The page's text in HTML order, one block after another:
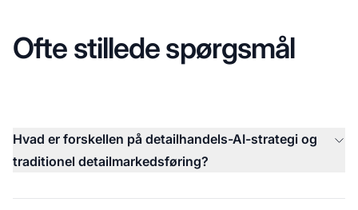
Ofte stillede spørgsmål
Hvad er forskellen på detailhandels-AI-strategi og
traditionel detailmarkedsføring?